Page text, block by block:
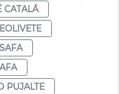
CATALÁ
PUJALTE